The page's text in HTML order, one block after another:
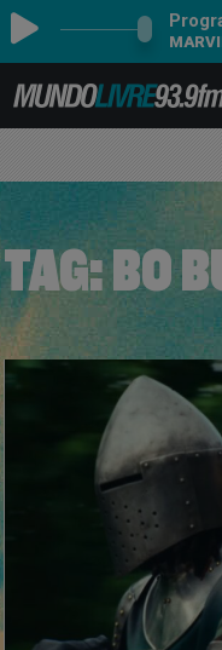
TAG: BO